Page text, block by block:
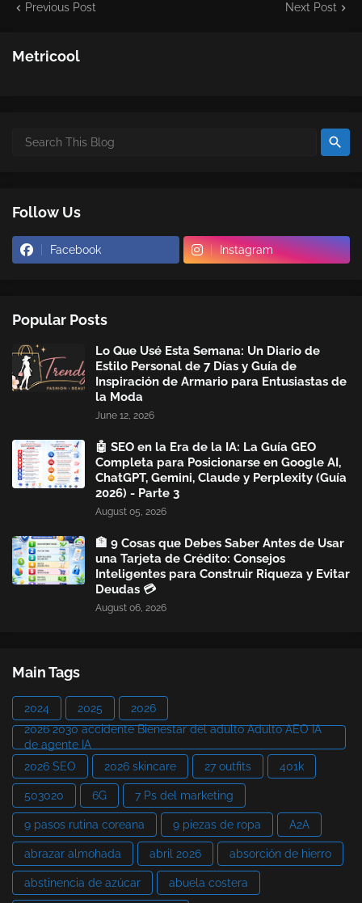
Previous Post Next Post
Metricool
Follow Us
Facebook Instagram
Popular Posts
Lo Que Usé Esta Semana: Un Diario de
Estilo Personal de 7 Días y Guía de
Inspiración de Armario para Entusiastas de
la Moda
June 12, 2026
🤖 SEO en la Era de la IA: La Guía GEO
Completa para Posicionarse en Google AI,
ChatGPT, Gemini, Claude y Perplexity (Guía
2026) - Parte 3
August 05, 2026
🏦 9 Cosas que Debes Saber Antes de Usar
una Tarjeta de Crédito: Consejos
Inteligentes para Construir Riqueza y Evitar
Deudas 💳
August 06, 2026
Main Tags
2024 2025
2026
2026 2030 accidente Bienestar del adulto Adulto AEO IA
de agente IA
2026 SEO
2026 skincare 27 outfits 401k
503020 6G 7 Ps del marketing
9 pasos rutina coreana 9 piezas de ropa A2A
abrazar almohada abril 2026 absorción de hierro
abstinencia de azúcar abuela costera